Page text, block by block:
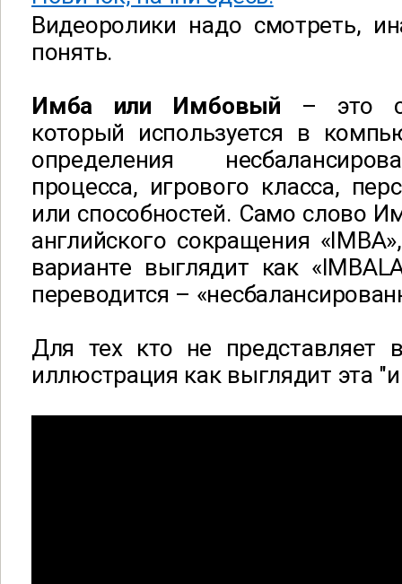
Видеоролики надо смотреть,
понять.
Имба или Имбовый – это
который используется в
определения
процесса, игрового класса,
или способностей. Само слово
английского сокращения
варианте выглядит как
переводится –
Для тех кто не представляет
иллюстрация как выглядит эта